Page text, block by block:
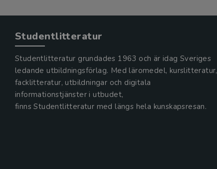
Studentlitteratur
Studentlitteratur grundades 1963 och är idag Sveriges
ledande utbildningsförlag. Med läromedel, kurslitteratur,
facklitteratur, utbildningar och digitala
informationstjänster i utbudet,
finns Studentlitteratur med längs hela kunskapsresan.